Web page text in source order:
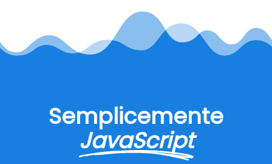
Semplicemente
JavaScript